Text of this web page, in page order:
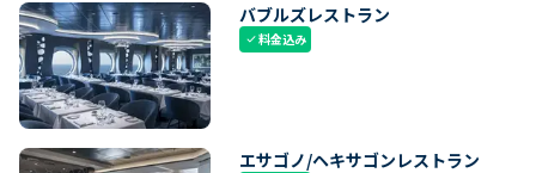
バブルズレストラン
check料金込み
エサゴノ/ヘキサゴンレストラン